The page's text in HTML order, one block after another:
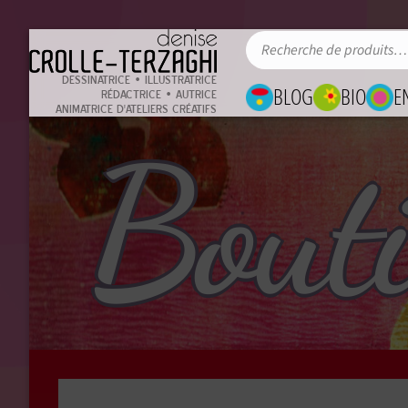
DESSINATRICE • ILLUSTRATRICE
RÉDACTRICE • AUTRICE
ANIMATRICE D'ATELIERS CRÉATIFS
BLOG BIO